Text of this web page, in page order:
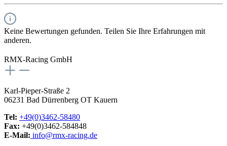
Keine Bewertungen gefunden. Teilen Sie Ihre Erfahrungen mit
anderen.
RMX-Racing GmbH
Karl-Pieper-Straße 2
06231 Bad Dürrenberg OT Kauern
Tel: +49(0)3462-58480
Fax: +49(0)3462-584848
E-Mail: info@rmx-racing.de